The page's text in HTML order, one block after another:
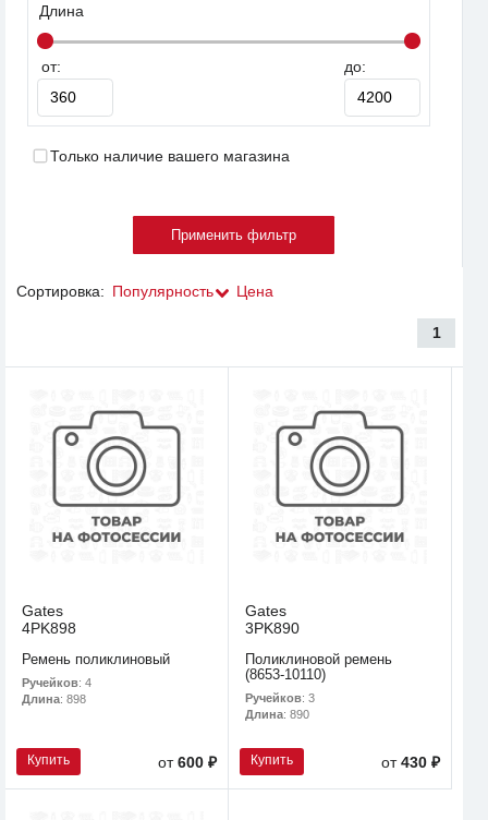
Длина
от: до:
Только наличие вашего магазина
Сортировка: Популярность Цена
1
Gates
4PK898
Ремень поликлиновый
Ручейков: 4
Длина: 898
Купить от600 ₽
Gates
3PK890
Поликлиновой ремень
(8653-10110)
Ручейков: 3
Длина: 890
Купить от430 ₽